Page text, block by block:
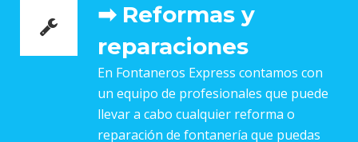
➡ Reformas y
reparaciones
En Fontaneros Express contamos con
un equipo de profesionales que puede
llevar a cabo cualquier reforma o
reparación de fontanería que puedas